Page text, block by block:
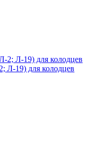
Л-19) для колодцев